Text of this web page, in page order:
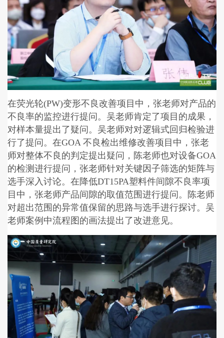
在荧光轮(PW)变形不良改善项目中，张老师对产品的
不良率的监控进行提问。吴老师肯定了项目的成果，
对样本量提出了疑问。吴老师对对逻辑式回归检验进
行了提问。在GOA 不良检出维修改善项目中，张老
师对整体不良的判定提出疑问，陈老师也对设备GOA
的检测进行提问，张老师针对关键因子筛选的矩阵与
选手深入讨论。在降低DT15PA塑料件间隙不良率项
目中，张老师产品间隙的取值范围进行提问。陈老师
对超出范围的异常值保留的思路与选手进行探讨。吴
老师案例中流程图的画法提出了改进意见。